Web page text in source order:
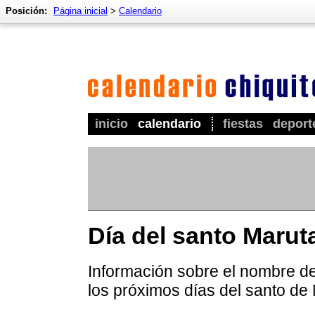
inicio calendario fiestas
Posición: Página inicial > Calendario
Día del santo
Información sobre el nombre
los próximos días del santo de